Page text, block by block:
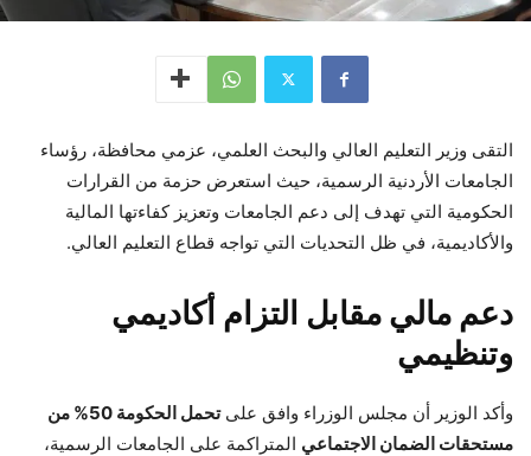
التقى وزير التعليم العالي والبحث العلمي، عزمي محافظة، رؤساء
الجامعات الأردنية الرسمية، حيث استعرض حزمة من القرارات
الحكومية التي تهدف إلى دعم الجامعات وتعزيز كفاءتها المالية
والأكاديمية، في ظل التحديات التي تواجه قطاع التعليم العالي.
دعم مالي مقابل التزام أكاديمي
وتنظيمي
وأكد الوزير أن مجلس الوزراء وافق على
تحمل الحكومة 50% من
مستحقات الضمان الاجتماعي المتراكمة على الجامعات الرسمية،